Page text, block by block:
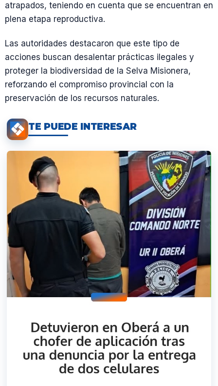
atrapados, teniendo en cuenta que se encuentran en
plena etapa reproductiva.
Las autoridades destacaron que este tipo de
acciones buscan desalentar prácticas ilegales y
proteger la biodiversidad de la Selva Misionera,
reforzando el compromiso provincial con la
preservación de los recursos naturales.
TE PUEDE INTERESAR